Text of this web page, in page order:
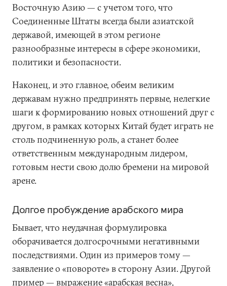
Восточную Азию — с учетом того, что
Соединенные Штаты всегда были азиатской
державой, имеющей в этом регионе
разнообразные интересы в сфере экономики,
политики и безопасности.
Наконец, и это главное, обеим великим
державам нужно предпринять первые, нелегкие
шаги к формированию новых отношений друг с
другом, в рамках которых Китай будет играть не
столь подчиненную роль, а станет более
ответственным международным лидером,
готовым нести свою долю бремени на мировой
арене.
Долгое пробуждение арабского мира
Бывает, что неудачная формулировка
оборачивается долгосрочными негативными
последствиями. Один из примеров тому —
заявление о «повороте» в сторону Азии. Другой
пример — выражение «арабская весна»,